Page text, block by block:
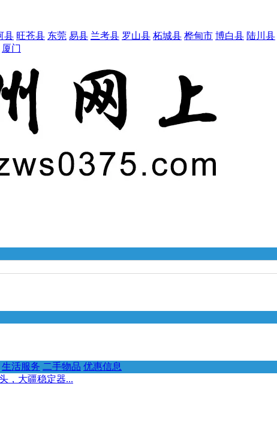
县 旺苍县 东莞 易县 兰考县 罗山县 柘城县 桦甸市 博白县 陆川县
厦门
生活服务 二手物品 优惠信息
，大疆稳定器...